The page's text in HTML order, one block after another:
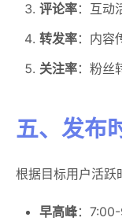
评论率：互动
转发率：内容
关注率：粉丝
五、发布
根据目标用户活跃
早高峰：